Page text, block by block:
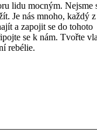
lidu mocným. Nejsme
Je nás mnoho, každý z
a zapojit se do tohoto
se k nám. Tvořte
rebélie.